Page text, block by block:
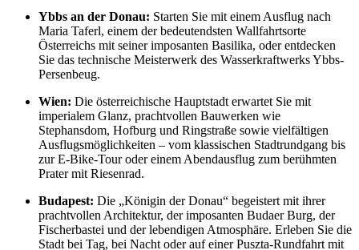
Ybbs an der Donau: Starten Sie mit einem Ausflug nach
Maria Taferl, einem der bedeutendsten Wallfahrtsorte
Österreichs mit seiner imposanten Basilika, oder entdecken
Sie das technische Meisterwerk des Wasserkraftwerks Ybbs-
Persenbeug.
Wien: Die österreichische Hauptstadt erwartet Sie mit
imperialem Glanz, prachtvollen Bauwerken wie
Stephansdom, Hofburg und Ringstraße sowie vielfältigen
Ausflugsmöglichkeiten – vom klassischen Stadtrundgang bis
zur E-Bike-Tour oder einem Abendausflug zum berühmten
Prater mit Riesenrad.
Budapest: Die „Königin der Donau“ begeistert mit ihrer
prachtvollen Architektur, der imposanten Budaer Burg, der
Fischerbastei und der lebendigen Atmosphäre. Erleben Sie die
Stadt bei Tag, bei Nacht oder auf einer Puszta-Rundfahrt mit